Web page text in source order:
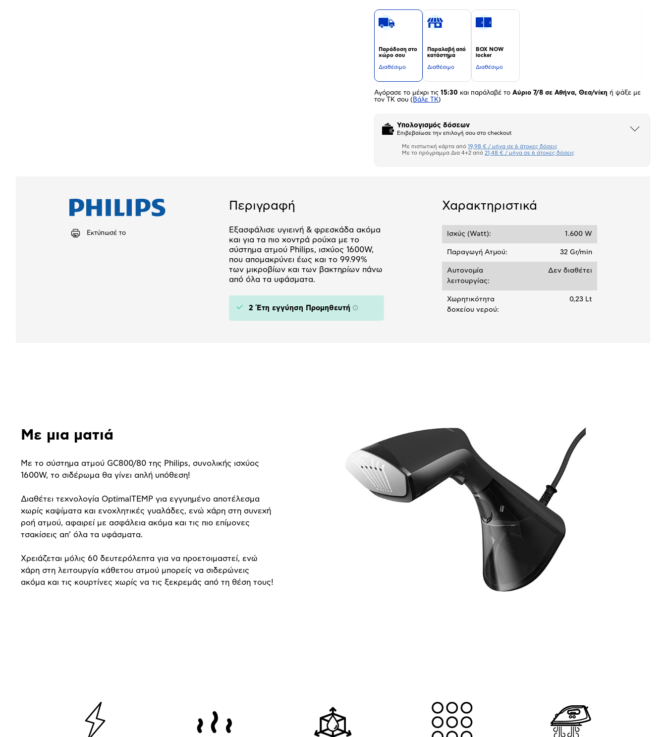
Παράδοση στο
χώρο σου
Διαθέσιμο
Παραλαβή από
κατάστημα
Διαθέσιμο
BOX NOW
locker
Διαθέσιμο
Αγόρασε το μέχρι τις 15:30 και παράλαβέ το Αύριο 7/8 σε Αθήνα, Θεσ/νίκη ή ψάξε με
τον ΤΚ σου ( Βάλε ΤΚ)
Υπολογισμός δόσεων
Επιβεβαίωσε την επιλογή σου στο checkout
Άνοιξε
Πιστωτική κάρτα
19,98 €
Με πιστωτική κάρτα από 19,98 € / μήνα σε 6 άτοκες δόσεις
Με το πρόγραμμα Δια 4+2 από 21,48 € / μήνα σε 6 άτοκες δόσεις
Εκτύπωσέ το
Περιγραφή
Εξασφάλισε υγιεινή & φρεσκάδα ακόμα
και για τα πιο χοντρά ρούχα με το
σύστημα ατμού Philips, ισχύος 1600W,
που απομακρύνει έως και το 99.99%
των μικροβίων και των βακτηρίων πάνω
από όλα τα υφάσματα.
2 Έτη εγγύηση Προμηθευτή Πληροφορίες
Χαρακτηριστικά
Ισχύς (Watt): 1.600 W
Παραγωγή Ατμού: 32 Gr/min
Αυτονομία
λειτουργίας:
Δεν διαθέτει
Χωρητικότητα
δοχείου νερού:
0,23 Lt
Με μια ματιά
Με το σύστημα ατμού GC800/80 της Philips, συνολικής ισχύος
1600W, το σιδέρωμα θα γίνει απλή υπόθεση!
Διαθέτει τεχνολογία OptimalTEMP για εγγυημένο αποτέλεσμα
χωρίς καψίματα και ενοχλητικές γυαλάδες, ενώ χάρη στη συνεχή
ροή ατμού, αφαιρεί με ασφάλεια ακόμα και τις πιο επίμονες
τσακίσεις απ’ όλα τα υφάσματα.
Χρειάζεται μόλις 60 δευτερόλεπτα για να προετοιμαστεί, ενώ
χάρη στη λειτουργία κάθετου ατμού μπορείς να σιδερώνεις
ακόμα και τις κουρτίνες χωρίς να τις ξεκρεμάς από τη θέση τους!